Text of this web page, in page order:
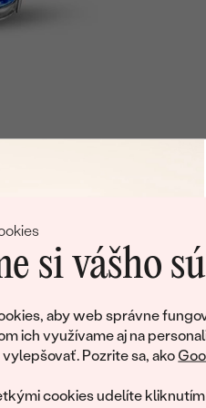
si vášho
aby web správne
ich využívame aj na
Pozrite sa, ako
cookies udelíte
ale tento šperk
množstvo podobných
šperku,